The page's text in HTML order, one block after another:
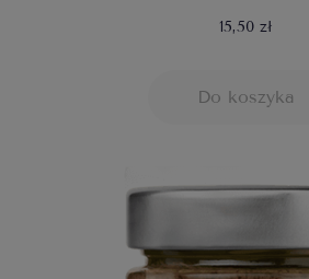
15,50 zł
Do koszyka